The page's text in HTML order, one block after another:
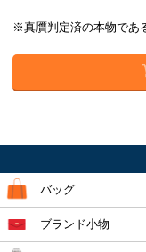
※真贋判定済の本物であ
バッグ
ブランド小物